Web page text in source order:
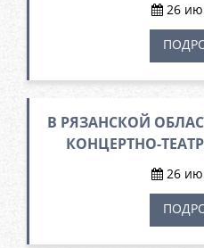
26
В РЯЗАНСКОЙ
КОНЦЕРТНО-
26